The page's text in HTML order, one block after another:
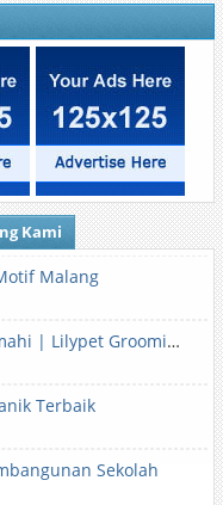
Kami
Malang
Grooming Kucing & Anjing Cimahi | Lilypet Grooming & Pet Hotel
Terbaik
Sekolah